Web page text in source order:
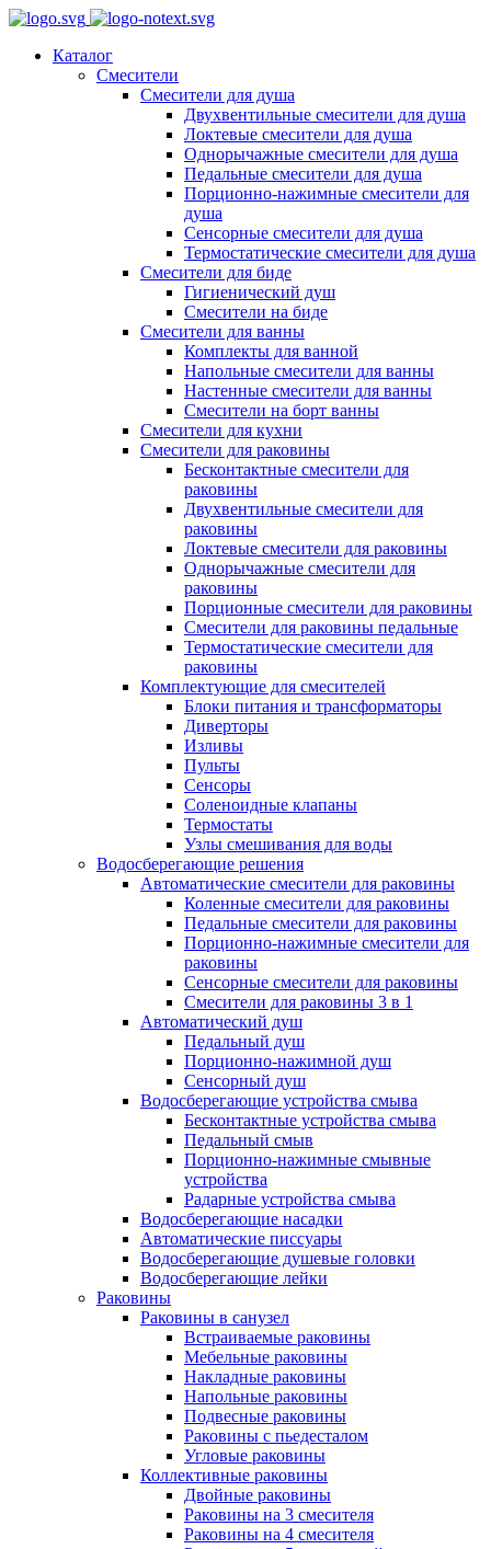
Каталог
Смесители
Смесители для душа
Двухвентильные смесители для душа
Локтевые смесители для душа
Однорычажные смесители для душа
Педальные смесители для душа
Порционно-нажимные смесители для
душа
Сенсорные смесители для душа
Термостатические смесители для душа
Смесители для биде
Гигиенический душ
Смесители на биде
Смесители для ванны
Комплекты для ванной
Напольные смесители для ванны
Настенные смесители для ванны
Смесители на борт ванны
Смесители для кухни
Смесители для раковины
Бесконтактные смесители для
раковины
Двухвентильные смесители для
раковины
Локтевые смесители для раковины
Однорычажные смесители для
раковины
Порционные смесители для раковины
Смесители для раковины педальные
Термостатические смесители для
раковины
Комплектующие для смесителей
Блоки питания и трансформаторы
Диверторы
Изливы
Пульты
Сенсоры
Соленоидные клапаны
Термостаты
Узлы смешивания для воды
Водосберегающие решения
Автоматические смесители для раковины
Коленные смесители для раковины
Педальные смесители для раковины
Порционно-нажимные смесители для
раковины
Сенсорные смесители для раковины
Смесители для раковины 3 в 1
Автоматический душ
Педальный душ
Порционно-нажимной душ
Сенсорный душ
Водосберегающие устройства смыва
Бесконтактные устройства смыва
Педальный смыв
Порционно-нажимные смывные
устройства
Радарные устройства смыва
Водосберегающие насадки
Автоматические писсуары
Водосберегающие душевые головки
Водосберегающие лейки
Раковины
Раковины в санузел
Встраиваемые раковины
Мебельные раковины
Накладные раковины
Напольные раковины
Подвесные раковины
Раковины с пьедесталом
Угловые раковины
Коллективные раковины
Двойные раковины
Раковины на 3 смесителя
Раковины на 4 смесителя